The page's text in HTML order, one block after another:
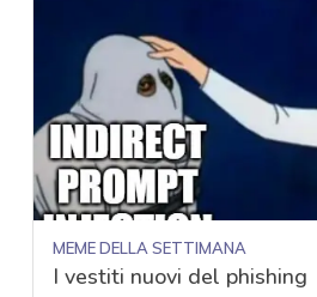
MEME DELLA SETTIMANA
I vestiti nuovi del phishing